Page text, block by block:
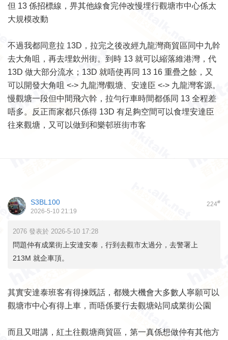
但 13 係招標線，畀其他線食完仲改慢埋行觀塘巿中心係太
大規模改動
不過我都同意拉 13D，拉完之後改經九龍灣商貿區同中九幹
去大角咀，再去埋欽州街。到時 13 就可以縮落維港灣，代
13D 做大部分流水；13D 就唔使再同 13 16 重疊之餘，又
可以開發大角咀 <-> 九龍灣/觀塘、安達臣 <-> 九龍灣客源。
慢觀塘一段但中間飛六幹，拉勻行車時間都係同 13 全程差
唔多。反正而家都只係得 13D 有足夠空間可以食埋安達臣
往來觀塘，又可以做到和樂邨班街巿客
224#
S3BL100
2026-5-10 21:19
2076 發表於 2026-5-10 17:28
問題仲有成業街上安達安泰，行到去觀市太過分，去警署上
213M 就企車頂。
其實安達泰班客有得揀既話，都幾大機會大多數人寧願可以
觀塘巿中心有得上車，而唔係要行去觀塘站同成業街公園
而且又咁講，紅土往觀塘商貿區，第一真係想做仲有其他方